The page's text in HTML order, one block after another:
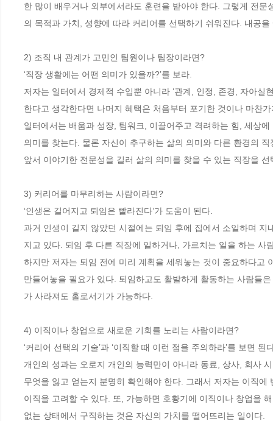
한 많이 배우거나 외부에서라도 훈련을 받아야 한다. 그렇게 전
의 목적과 가치, 성향에 따라 커리어를 선택하기 쉬워진다. 내공
2) 조직 내 관계가 고민인 팀원이나 팀장이라면?
‘직장 생활에는 어떤 의미가 있을까?’를 보라.
저자는 일터에서 경제적 수입뿐 아니라 ‘관계, 인정, 존경, 자아
한다고 생각한다면 나머지 혜택은 처음부터 포기한 것이나 마찬
일터에서는 배움과 성장, 팀워크, 이끌어주고 격려하는 힘, 세상
의미를 찾는다. 물론 자신이 추구하는 삶의 의미와 다른 환경의
앞서 이야기한 전문성을 길러 삶의 의미를 찾을 수 있는 직장을
3) 커리어를 마무리하는 사람이라면?
‘인생은 길어지고 퇴임은 빨라진다’가 도움이 된다.
과거 인생이 길지 않았던 시절에는 퇴임 후에 집에서 소일하며
지고 있다. 퇴임 후 다른 직장에 일하거나, 가르치는 일을 하는
하지만 저자는 퇴임 전에 미리 계획을 세워놓는 것이 중요하다고
만들어놓을 필요가 있다. 퇴임하고도 활발하게 활동하는 사람들
가 사라져도 홀로서기가 가능하다.
4) 이직이나 창업으로 새로운 기회를 노리는 사람이라면?
‘커리어 선택의 기술’과 ‘이직할 때 이런 점을 주의하라’를 보면 된
개인의 성과는 오로지 개인의 능력만이 아니라 동료, 상사, 회사
무엇을 잃고 얻는지 분명히 확인해야 한다. 그래서 저자는 이직
이직을 고려할 수 있다. 또, 가능하면 호황기에 이직이나 창업을
없는 상태에서 구직하는 것은 자신의 가치를 떨어뜨리는 일이다.